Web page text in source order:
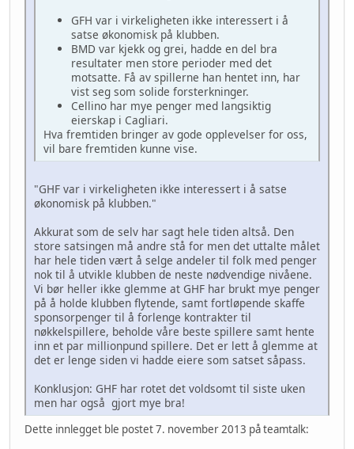
GFH var i virkeligheten ikke interessert i å
satse økonomisk på klubben.
BMD var kjekk og grei, hadde en del bra
resultater men store perioder med det
motsatte. Få av spillerne han hentet inn, har
vist seg som solide forsterkninger.
Cellino har mye penger med langsiktig
eierskap i Cagliari.
Hva fremtiden bringer av gode opplevelser for oss,
vil bare fremtiden kunne vise.
"GHF var i virkeligheten ikke interessert i å satse
økonomisk på klubben."
Akkurat som de selv har sagt hele tiden altså. Den
store satsingen må andre stå for men det uttalte målet
har hele tiden vært å selge andeler til folk med penger
nok til å utvikle klubben de neste nødvendige nivåene.
Vi bør heller ikke glemme at GHF har brukt mye penger
på å holde klubben flytende, samt fortløpende skaffe
sponsorpenger til å forlenge kontrakter til
nøkkelspillere, beholde våre beste spillere samt hente
inn et par millionpund spillere. Det er lett å glemme at
det er lenge siden vi hadde eiere som satset såpass.
Konklusjon: GHF har rotet det voldsomt til siste uken
men har også gjort mye bra!
Dette innlegget ble postet 7. november 2013 på teamtalk: